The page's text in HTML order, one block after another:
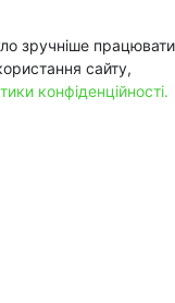
зручніше працювати
сайту,
конфіденційності.